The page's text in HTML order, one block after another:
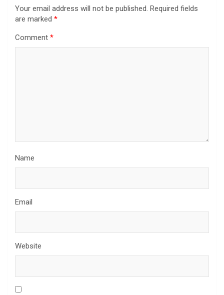
Your email address will not be published. Required fields
are marked *
Comment *
Name
Email
Website